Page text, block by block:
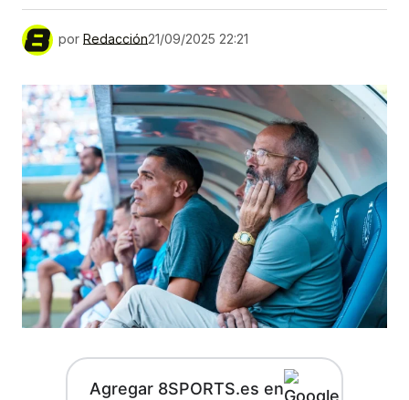
por Redacción21/09/2025 22:21
Agregar 8SPORTS.es en